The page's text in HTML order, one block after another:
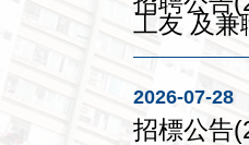
工友 及兼
2026-07-28
招標公告